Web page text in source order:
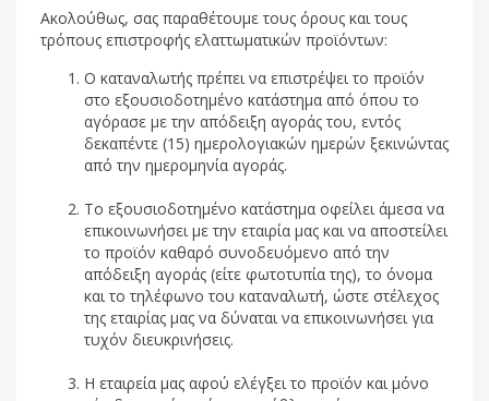
Ακολούθως, σας παραθέτουμε τους όρους και τους
τρόπους επιστροφής ελαττωματικών προϊόντων:
Ο καταναλωτής πρέπει να επιστρέψει το προϊόν
στο εξουσιοδοτημένο κατάστημα από όπου το
αγόρασε με την απόδειξη αγοράς του, εντός
δεκαπέντε (15) ημερολογιακών ημερών ξεκινώντας
από την ημερομηνία αγοράς.
Το εξουσιοδοτημένο κατάστημα οφείλει άμεσα να
επικοινωνήσει με την εταιρία μας και να αποστείλει
το προϊόν καθαρό συνοδευόμενο από την
απόδειξη αγοράς (είτε φωτοτυπία της), το όνομα
και το τηλέφωνο του καταναλωτή, ώστε στέλεχος
της εταιρίας μας να δύναται να επικοινωνήσει για
τυχόν διευκρινήσεις.
Η εταιρεία μας αφού ελέγξει το προϊόν και μόνο